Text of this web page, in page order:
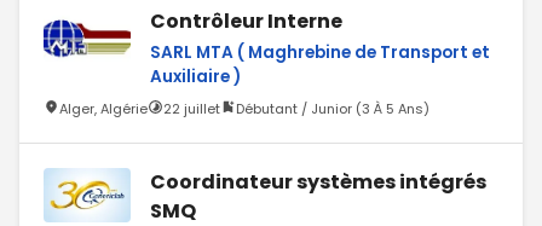
Contrôleur Interne
SARL MTA ( Maghrebine de Transport et
Auxiliaire )
Alger, Algérie 22 juillet Débutant / Junior (3 À 5 Ans)
Coordinateur systèmes intégrés
SMQ